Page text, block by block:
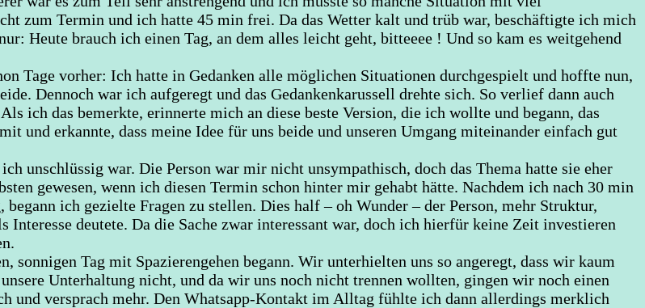
zum Termin und ich hatte 45 min frei. Da das Wetter kalt und trüb war, beschäftigte ich mich
Heute brauch ich einen Tag, an dem alles leicht geht, bitteeee ! Und so kam es weitgehend
Tage vorher: Ich hatte in Gedanken alle möglichen Situationen durchgespielt und hoffte nun,
Dennoch war ich aufgeregt und das Gedankenkarussell drehte sich. So verlief dann auch
ich das bemerkte, erinnerte mich an diese beste Version, die ich wollte und begann, das
und erkannte, dass meine Idee für uns beide und unseren Umgang miteinander einfach gut
unschlüssig war. Die Person war mir nicht unsympathisch, doch das Thema hatte sie eher
gewesen, wenn ich diesen Termin schon hinter mir gehabt hätte. Nachdem ich nach 30 min
ich gezielte Fragen zu stellen. Dies half – oh Wunder – der Person, mehr Struktur,
Interesse deutete. Da die Sache zwar interessant war, doch ich hierfür keine Zeit investieren
Tag mit Spazierengehen begann. Wir unterhielten uns so angeregt, dass wir kaum
Unterhaltung nicht, und da wir uns noch nicht trennen wollten, gingen wir noch einen
und versprach mehr. Den Whatsapp-Kontakt im Alltag fühlte ich dann allerdings merklich